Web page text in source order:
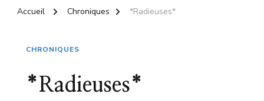
Accueil Chroniques *Radieuses*
CHRONIQUES
*Radieuses*